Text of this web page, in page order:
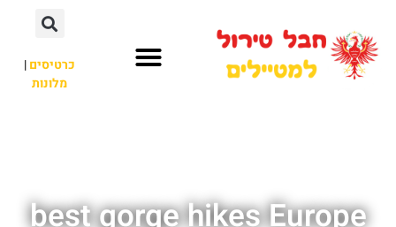
כרטיסים|
מלונות
best gorge hikes Europe